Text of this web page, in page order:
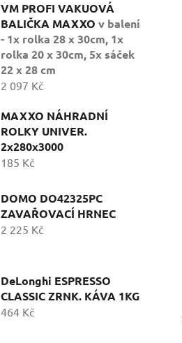
VM PROFI VAKUOVÁ
BALIČKA MAXXO v balení
- 1x rolka 28 x 30cm, 1x
rolka 20 x 30cm, 5x sáček
22 x 28 cm
2 097 Kč
MAXXO NÁHRADNÍ
ROLKY UNIVER.
2x280x3000
185 Kč
DOMO DO42325PC
ZAVAŘOVACÍ HRNEC
2 225 Kč
DeLonghi ESPRESSO
CLASSIC ZRNK. KÁVA 1KG
464 Kč